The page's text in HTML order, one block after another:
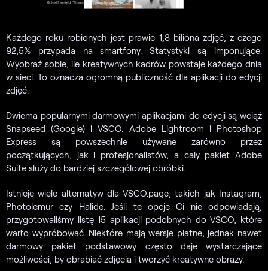
Każdego roku robionych jest prawie 1,8 biliona zdjęć, z czego
92,5% przypada na smartfony. Statystyki są imponujące.
Wyobraź sobie, ile kreatywnych kadrów powstaje każdego dnia
w sieci. To oznacza ogromną publiczność dla aplikacji do edycji
zdjęć.
Dwiema popularnymi darmowymi aplikacjami do edycji są wciąż
Snapseed (Google) i VSCO. Adobe Lightroom i Photoshop
Express są powszechnie używane zarówno przez
początkujących, jak i profesjonalistów, a cały pakiet Adobe
Suite służy do bardziej szczegółowej obróbki.
Istnieje wiele alternatyw dla VSCO.page, takich jak Instagram,
Photolemur czy Halide. Jeśli te opcje Ci nie odpowiadają,
przygotowaliśmy listę 15 aplikacji podobnych do VSCO, które
warto wypróbować. Niektóre mają wersje płatne, jednak nawet
darmowy pakiet podstawowy często daje wystarczające
możliwości, by obrabiać zdjęcia i tworzyć kreatywne obrazy.